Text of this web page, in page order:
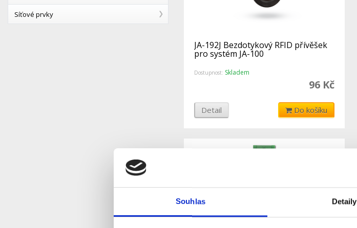
Souhlas Detaily
Síťové prvky
JA-192J Bezdotykový RFID přívěšek
pro systém JA-100
Dostupnost: Skladem
96 Kč
Detail Do košíku